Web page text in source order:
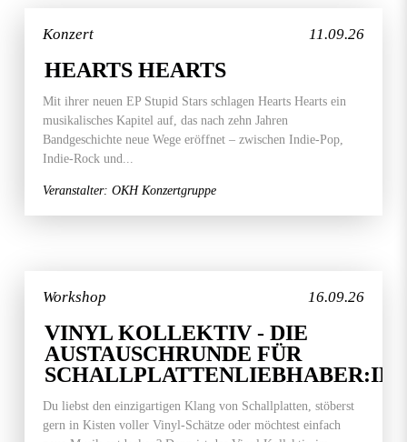
11.09.26
Konzert
HEARTS HEARTS
Mit ihrer neuen EP Stupid Stars schlagen Hearts Hearts ein
musikalisches Kapitel auf, das nach zehn Jahren
Bandgeschichte neue Wege eröffnet – zwischen Indie-Pop,
Indie-Rock und...
Veranstalter: OKH Konzertgruppe
16.09.26
Workshop
VINYL KOLLEKTIV - DIE
AUSTAUSCHRUNDE FÜR
Du liebst den einzigartigen Klang von Schallplatten, stöberst
gern in Kisten voller Vinyl-Schätze oder möchtest einfach